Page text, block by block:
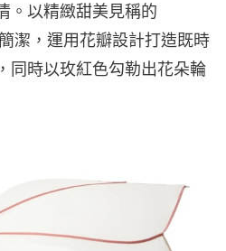
。以精緻甜美見稱的
潔，運用花瓣設計打造既時
同時以玫紅色勾勒出花朵輪